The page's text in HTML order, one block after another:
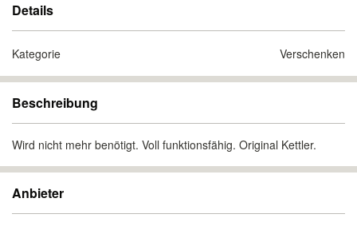
Details
Kategorie Verschenken
Beschreibung
Wird nicht mehr benötigt. Voll funktionsfähig. Original Kettler.
Anbieter